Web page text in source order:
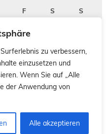
zu verbessern,
einzusetzen und
Wenn Sie auf „Alle
der Anwendung von
Alle akzeptieren
F S S
7
14 15
16
21 22
28 29
30
Leeway.